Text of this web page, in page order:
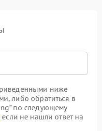
ниже
либо обратиться в
по следующему
если не нашли ответ на